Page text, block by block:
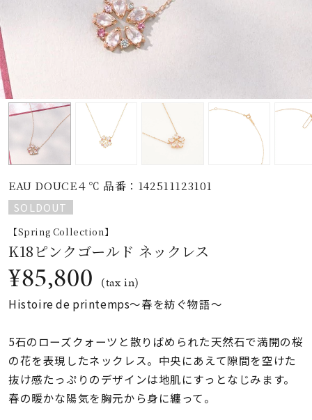
誕生石
モチーフ
石の色
ファッションテイス
ト
着用シーン
コレクション
レディース
～
EAU DOUCE４℃ 品番：142511123101
SOLDOUT
【Spring Collection】
K18ピンクゴールド ネックレス
¥85,800 (tax in)
Histoire de printemps〜春を紡ぐ物語〜
5石のローズクォーツと散りばめられた天然石で満開の桜
の花を表現したネックレス。中央にあえて隙間を空けた
抜け感たっぷりのデザインは地肌にすっとなじみます。
春の暖かな陽気を胸元から身に纏って。